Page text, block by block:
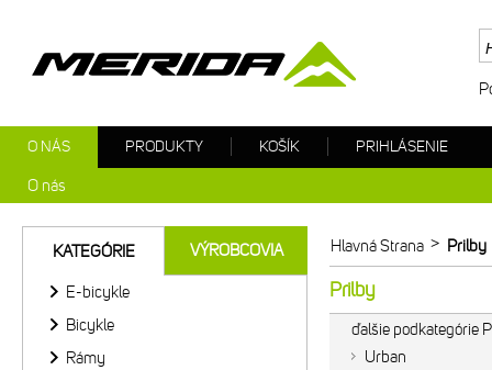
Hlavná Strana > Prilby
Prilby
ďalšie podkategórie
Urban
KATEGÓRIE VÝROBCOVIA
E-bicykle
Bicykle
Rámy
O NÁS
O nás
PRODUKTY KOŠÍK PRIHLÁSENIE